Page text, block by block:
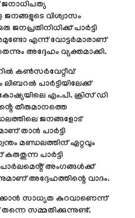
ജനാധിപത്യ
ജനങ്ങളുടെ വിശ്വാസം
ജനപ്രതിനിധിക്ക് പാർട്ടി
എന്ന് വോട്ടർമാരാണ്
അദ്ദേഹം വ്യക്തമാക്കി.
കൺസർവേറ്റീവ്
ലിബറൽ പാർട്ടിയിലേക്ക്
എം.പി. ക്രിസ് ഡി
തീരുമാനത്തെ
ജനങ്ങളോട്
താൻ പാർട്ടി
മണ്ഡലത്തിന് ഏറ്റവും
പാർട്ടി
അംഗങ്ങൾക്ക്
അദ്ദേഹത്തിന്റെ വാദം.
സാധ്യത കുറവാണെന്ന്
സമ്മതിക്കുന്നുണ്ട്.